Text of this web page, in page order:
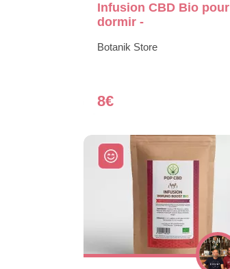
Infusion CBD Bio pour
dormir -
Botanik Store
8€